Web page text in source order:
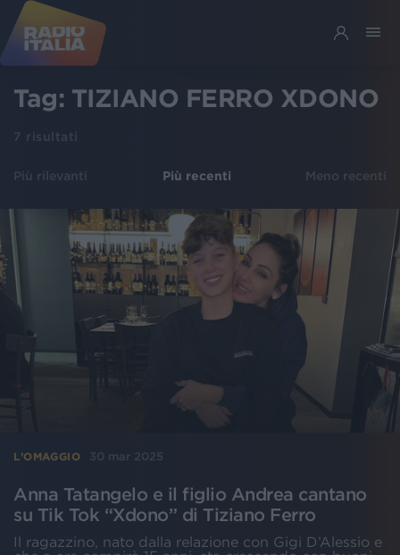
Tag: TIZIANO FERRO XDONO
7 risultati
Più rilevanti Più recenti Meno recenti
L’OMAGGIO 30 mar 2025
Anna Tatangelo e il figlio Andrea cantano
su Tik Tok “Xdono” di Tiziano Ferro
Il ragazzino, nato dalla relazione con Gigi D’Alessio e